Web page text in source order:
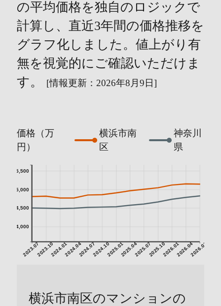
の平均価格を独自のロジックで
計算し、直近3年間の価格推移を
グラフ化しました。値上がり有
無を視覚的にご確認いただけま
す。
[情報更新：2026年8月9日]
価格（万
円）
横浜市南
区
神奈川
県
2023.072023.102024.012024.042024.072024.102025.012025.042025.072025.102026.012026.042026.07
4,000
4,500
5,000
5,500
横浜市南区のマンションの